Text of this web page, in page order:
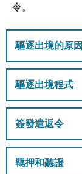
令。
驅逐出境的原因
驅逐出境程式
簽發遣返令
羈押和聽證